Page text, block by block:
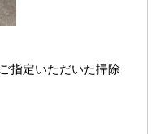
指定いただいた掃除